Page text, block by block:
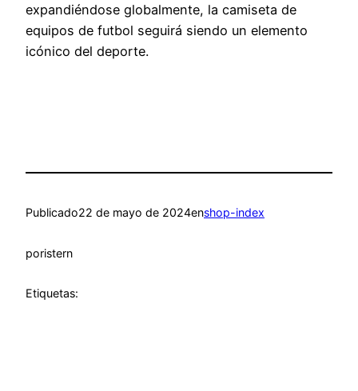
expandiéndose globalmente, la camiseta de
equipos de futbol seguirá siendo un elemento
icónico del deporte.
Publicado22 de mayo de 2024enshop-index
poristern
Etiquetas: